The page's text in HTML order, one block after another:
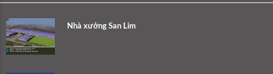
Nhà xưởng San Lim